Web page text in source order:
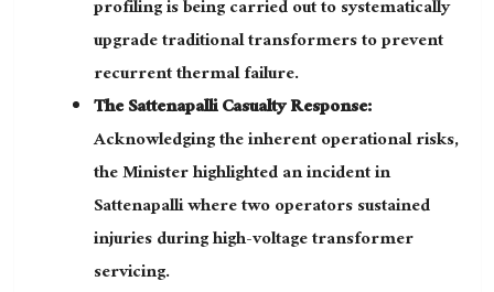
profiling is being carried out to systematically
upgrade traditional transformers to prevent
recurrent thermal failure.
The Sattenapalli Casualty Response:
Acknowledging the inherent operational risks,
the Minister highlighted an incident in
Sattenapalli where two operators sustained
injuries during high-voltage transformer
servicing.